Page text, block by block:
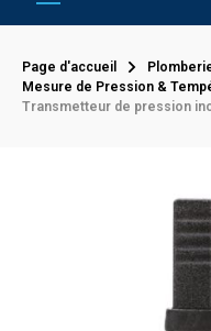
Page d'accueil
Mesure de Pression &
Transmetteur de pression